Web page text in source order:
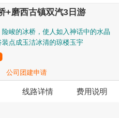
+磨西古镇双汽3日游
峻的冰桥，使人如入神话中的水晶
点成玉洁冰清的琼楼玉宇
公司团建申请
线路详情 费用说明